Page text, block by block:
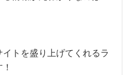
イトを盛り上げてくれるラ